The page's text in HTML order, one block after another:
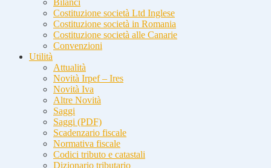
Bilanci
Costituzione società Ltd Inglese
Costituzione società in Romania
Costituzione società alle Canarie
Convenzioni
Utilità
Attualità
Novità Irpef – Ires
Novità Iva
Altre Novità
Saggi
Saggi (PDF)
Scadenzario fiscale
Normativa fiscale
Codici tributo e catastali
Dizionario tributario